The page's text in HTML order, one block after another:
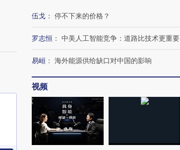
伍戈 ： 停不下来的价格？
罗志恒 ： 中美人工智能竞争：道路比技术更重要
易峘 ： 海外能源供给缺口对中国的影响
视频